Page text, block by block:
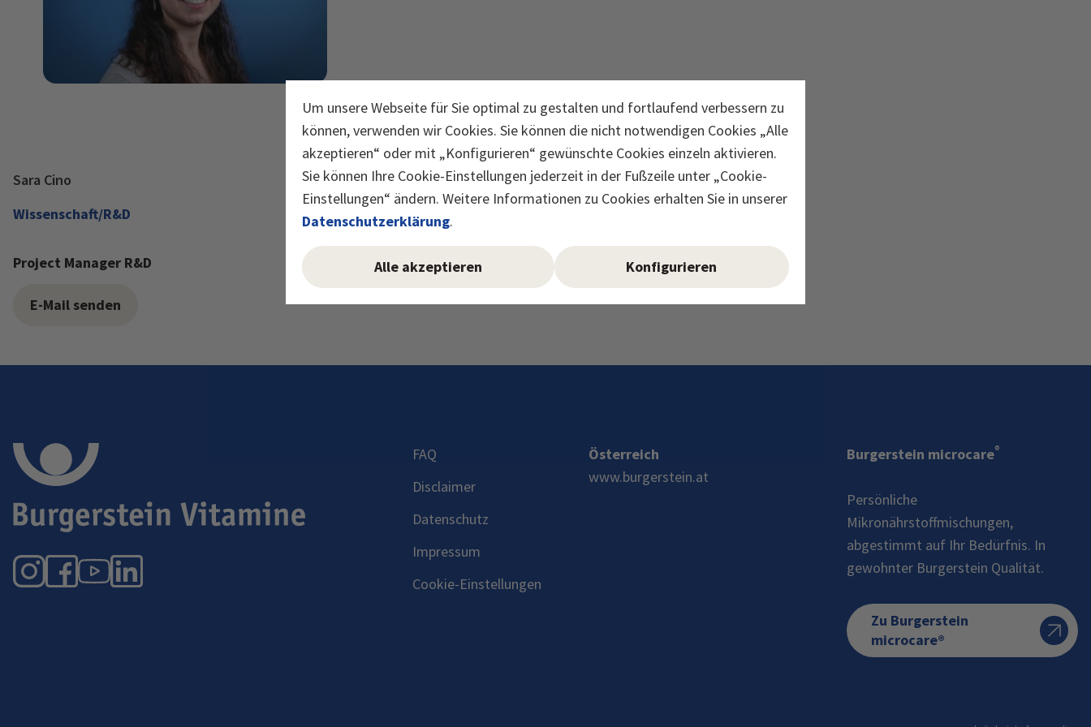
Um unsere Webseite für Sie optimal zu gestalten und fortlaufend verbessern zu
können, verwenden wir Cookies. Sie können die nicht notwendigen Cookies „Alle
akzeptieren“ oder mit „Konfigurieren“ gewünschte Cookies einzeln aktivieren.
Sie können Ihre Cookie-Einstellungen jederzeit in der Fußzeile unter „Cookie-
Einstellungen“ ändern. Weitere Informationen zu Cookies erhalten Sie in unserer
Datenschutzerklärung.
Alle akzeptieren Konfigurieren
Sara Cino
Wissenschaft/R&D
Project Manager R&D
E-Mail senden
Instagram
Facebook
YouTube
LinkedIn
FAQ
Disclaimer
Datenschutz
Impressum
Cookie-Einstellungen
Österreich
www.burgerstein.at
Burgerstein microcare®
Persönliche
Mikronährstoffmischungen,
abgestimmt auf Ihr Bedürfnis. In
gewohnter Burgerstein Qualität.
Zu Burgerstein
microcare®